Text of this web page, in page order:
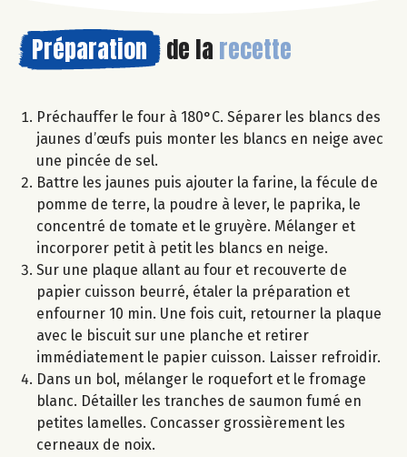
Préparation de la recette
Préchauffer le four à 180°C. Séparer les blancs des
jaunes d’œufs puis monter les blancs en neige avec
une pincée de sel.
Battre les jaunes puis ajouter la farine, la fécule de
pomme de terre, la poudre à lever, le paprika, le
concentré de tomate et le gruyère. Mélanger et
incorporer petit à petit les blancs en neige.
Sur une plaque allant au four et recouverte de
papier cuisson beurré, étaler la préparation et
enfourner 10 min. Une fois cuit, retourner la plaque
avec le biscuit sur une planche et retirer
immédiatement le papier cuisson. Laisser refroidir.
Dans un bol, mélanger le roquefort et le fromage
blanc. Détailler les tranches de saumon fumé en
petites lamelles. Concasser grossièrement les
cerneaux de noix.